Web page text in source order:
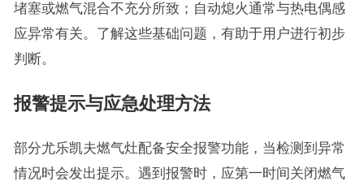
堵塞或燃气混合不充分所致；自动熄火通常与热电偶感
应异常有关。了解这些基础问题，有助于用户进行初步
判断。
报警提示与应急处理方法
部分尤乐凯夫燃气灶配备安全报警功能，当检测到异常
情况时会发出提示。遇到报警时，应第一时间关闭燃气